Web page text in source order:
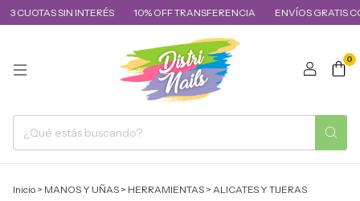
SIN INTERÉS 10% OFF TRANSFERENCIA ENVÍOS GRATIS
0
Inicio > MANOS Y UÑAS > HERRAMIENTAS > ALICATES Y TIJERAS